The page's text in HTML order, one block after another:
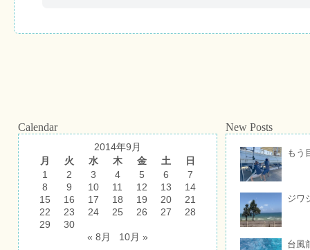
Calendar
2014年9月
月
火 水 木 金 土
日
1
2 3 4 5 6
7
8
9 10 11 12 13
14
15
16 17 18 19 20
21
22
23 24 25 26 27
28
29
30
« 8月
10月 »
New Posts
もう
ジワ
台風